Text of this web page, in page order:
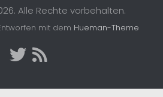
Alle Rechte vorbehalten.
mit dem Hueman-Theme